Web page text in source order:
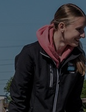
en
en of
geldt